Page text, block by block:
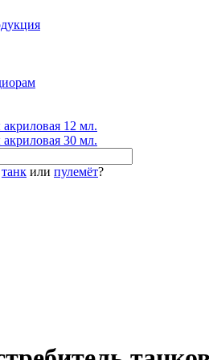
12 мл.
30 мл.
танк или пулемёт?